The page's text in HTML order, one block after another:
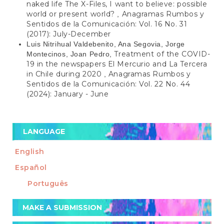
naked life The X-Files, I want to believe: possible
world or present world?
Anagramas Rumbos y
Sentidos de la Comunicación: Vol. 16 No. 31
(2017): July-December
Luis Nitrihual Valdebenito, Ana Segovia, Jorge
Montecinos, Joan Pedro,Treatment of the COVID-
19 in the newspapers El Mercurio and La Tercera
in Chile during 2020
Anagramas Rumbos y
Sentidos de la Comunicación: Vol. 22 No. 44
(2024): January - June
LANGUAGE
English
Español
Português
Make
a
MAKE A SUBMISSION